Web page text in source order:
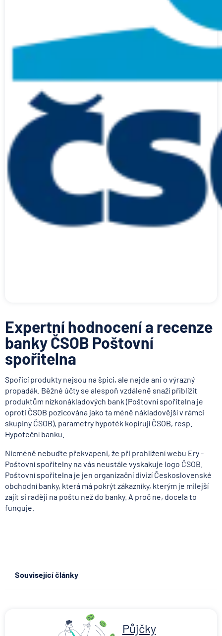
Expertní hodnocení a recenze
banky ČSOB Poštovní
spořitelna
Spořicí produkty nejsou na špici, ale nejde ani o výrazný
propadák. Běžné účty se alespoň vzdáleně snaží přiblížit
produktům nízkonákladových bank (Poštovní spořitelna je
oproti ČSOB pozicována jako ta méně nákladovější v rámci
skupiny ČSOB), parametry hypoték kopírují ČSOB, resp.
Hypoteční banku.
Nicméně nebuďte překvapeni, že při prohlížení webu Ery -
Poštovní spořitelny na vás neustále vyskakuje logo ČSOB.
Poštovní spořitelna je jen organizační divizí Československé
obchodní banky, která má pokrýt zákazníky, kterým je milejší
zajít si raději na poštu než do banky. A proč ne, docela to
funguje.
Související články
7.8.2026
Půjčky